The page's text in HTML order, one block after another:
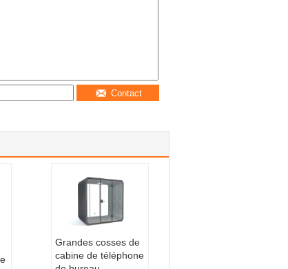
Contact
Grandes cosses de
cabine de téléphone